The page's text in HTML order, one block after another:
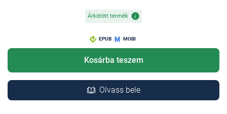
Árkötött termék
EPUB MOBI
Kosárba teszem
Olvass bele